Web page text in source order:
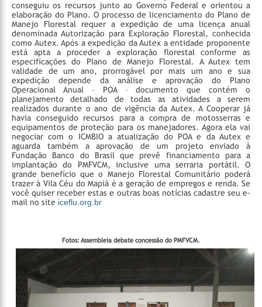
conseguiu os recursos junto ao Governo Federal e orientou a
elaboração do Plano. O processo de licenciamento do Plano de
Manejo Florestal requer a expedição de uma licença anual
denominada Autorização para Exploração Florestal, conhecida
como Autex. Após a expedição da Autex a entidade proponente
está apta a proceder a exploração florestal conforme as
especificações do Plano de Manejo Florestal. A Autex tem
validade de um ano, prorrogável por mais um ano e sua
expedição depende da análise e aprovação do Plano
Operacional Anual – POA – documento que contém o
planejamento detalhado de todas as atividades a serem
realizados durante o ano de vigência da Autex. A Cooperar já
havia conseguido recursos para a compra de motosserras e
equipamentos de proteção para os manejadores. Agora ela vai
negociar com o ICMBIO a atualização do POA e da Autex e
aguarda também a aprovação de um projeto enviado à
Fundação Banco do Brasil que prevê financiamento para a
implantação do PMFVCM, inclusive uma serraria portátil. O
grande benefício que o Manejo Florestal Comunitário poderá
trazer à Vila Céu do Mapiá é a geração de empregos e renda. Se
você quiser receber estas e outras boas notícias cadastre seu e-
mail no site iceflu.org.br
Fotos: Assembleia debate concessão do PMFVCM.